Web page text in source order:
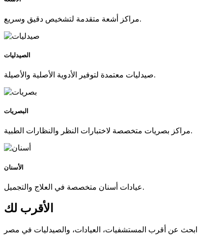
مراكز أشعة متقدمة لتشخيص دقيق وسريع.
الصيدليات
صيدليات معتمدة لتوفير الأدوية الأصلية والأصيلة.
البصريات
مراكز بصريات متخصصة لاختبارات النظر والنظارات الطبية.
الأسنان
عيادات أسنان متخصصة في العلاج والتجميل.
الأقرب لك
ابحث عن أقرب المستشفيات، العيادات، والصيدليات في مصر